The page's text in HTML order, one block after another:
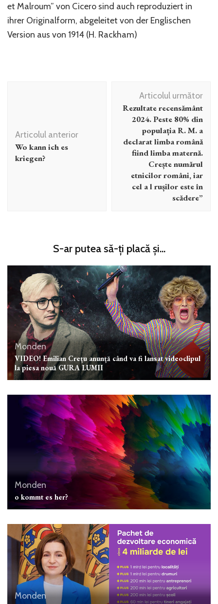
et Malroum” von Cicero sind auch reproduziert in
ihrer Originalform, abgeleitet von der Englischen
Version aus von 1914 (H. Rackham)
Articolul anterior
Wo kann ich es
kriegen?
Articolul următor
Rezultate recensământ
2024. Peste 80% din
populația R. M. a
declarat limba română
fiind limba maternă.
Crește numărul
etnicilor români, iar
cel a l rușilor este în
scădere”
S-ar putea să-ți placă și...
Monden
VIDEO! Emilian Crețu anunță când va fi lansat videoclipul
la piesa nouă GURA LUMII
Monden
o kommt es her?
Monden